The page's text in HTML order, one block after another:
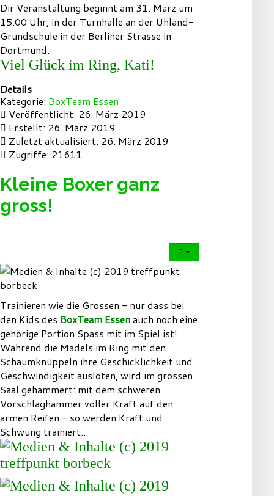
Dir Veranstaltung beginnt am 31. März um
15:00 Uhr, in der Turnhalle an der Uhland-
Grundschule in der Berliner Strasse in
Dortmund.
Viel Glück im Ring, Kati!
Details
Kategorie: BoxTeam Essen
Veröffentlicht: 26. März 2019
Erstellt: 26. März 2019
Zuletzt aktualisiert: 26. März 2019
Zugriffe: 21611
Kleine Boxer ganz
gross!
Trainieren wie die Grossen - nur dass bei
den Kids des BoxTeam Essenauch noch eine
gehörige Portion Spass mit im Spiel ist!
Während die Mädels im Ring mit den
Schaumknüppeln ihre Geschicklichkeit und
Geschwindigkeit ausloten, wird im grossen
Saal gehämmert: mit dem schweren
Vorschlaghammer voller Kraft auf den
armen Reifen - so werden Kraft und
Schwung trainiert...